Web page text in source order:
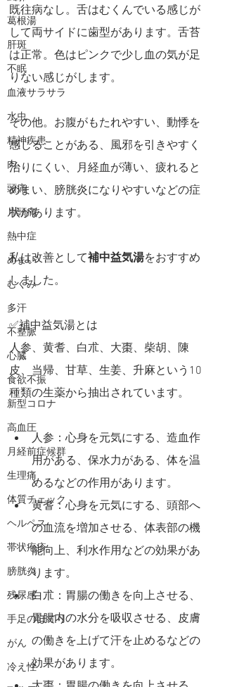
葛根湯
肝斑
不眠
血液サラサラ
水虫
精神疾患
肉
頭痛
片頭痛
熱中症
めまい
むくみ
多汗
不整脈
心臓
食欲不振
新型コロナ
高血圧
月経前症候群
生理痛
体質チェック
ヘルペス
帯状疱疹
膀胱炎
残尿感
手足のほてり
がん
冷え性
既往病なし。舌はむくんでいる感じが
して両サイドに歯型があります。舌苔
は正常。色はピンクで少し血の気が足
りない感じがします。
その他。お腹がもたれやすい、動悸を
感じることがある、風邪を引きやすく
治りにくい、月経血が薄い、疲れると
めまい、膀胱炎になりやすいなどの症
状があります。
私は改善として補中益気湯をおすすめ
しました。
✅補中益気湯とは
人参、黄耆、白朮、大棗、柴胡、陳
皮、当帰、甘草、生姜、升麻という10
種類の生薬から抽出されています。
人参：心身を元気にする、造血作
用がある、保水力がある、体を温
めるなどの作用があります。
黄耆：心身を元気にする、頭部へ
の血流を増加させる、体表部の機
能向上、利水作用などの効果があ
ります。
白朮：胃腸の働きを向上させる、
胃腸内の水分を吸収させる、皮膚
の働きを上げて汗を止めるなどの
効果があります。